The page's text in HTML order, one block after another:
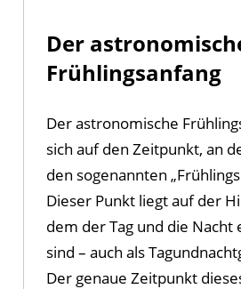
Der
Frühlingsanfang
Der astronomische
sich auf den Zeitpunkt, an
den sogenannten
Dieser Punkt liegt auf der
dem der Tag und die Nacht
sind – auch als
Der genaue Zeitpunkt